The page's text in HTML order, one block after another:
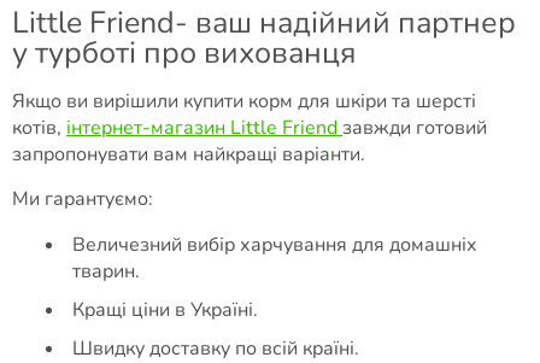
Little Friend- ваш надійний партнер
у турботі про вихованця
Якщо ви вирішили купити корм для шкіри та шерсті
котів, інтернет-магазин Little Friendзавжди готовий
запропонувати вам найкращі варіанти.
Ми гарантуємо:
Величезний вибір харчування для домашніх
тварин.
Кращі ціни в Україні.
Швидку доставку по всій країні.